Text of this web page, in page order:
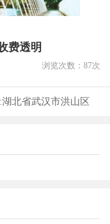
费透明
浏览次数： 87次
湖北省武汉市洪山区